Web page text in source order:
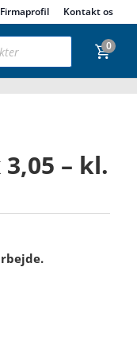
Firmaprofil Kontakt os
0
– kl.